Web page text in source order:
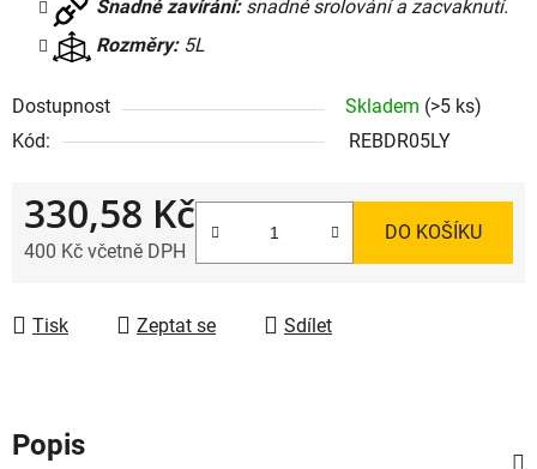
Snadné zavírání: snadné srolování a zacvaknutí.
Rozměry: 5L
Dostupnost Skladem (>5 ks)
Kód:
REBDR05LY
330,58 Kč
400 Kč včetně DPH
DO KOŠÍKU
Tisk Zeptat se Sdílet
Popis